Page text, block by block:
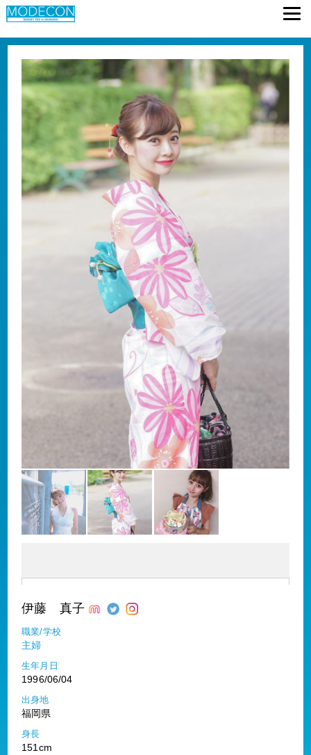
伊藤 真子
職業/学校
主婦
生年月日
1996/06/04
出身地
福岡県
身長
151cm